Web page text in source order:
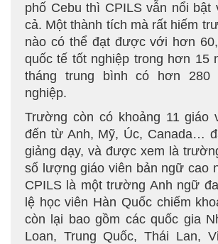
phố Cebu thì CPILS vẫn nổi bật
cả. Một thành tích mà rất hiếm
nào có thể đạt được với hơn
quốc tế tốt nghiệp trong hơn 15
tháng trung bình có hơn 280
nghiệp.
Trường còn có khoảng 11 giáo
đến từ Anh, Mỹ, Úc, Canada…
giảng dạy, và được xem là
số lượng giáo viên bản ngữ cao
CPILS là một trường Anh ngữ
lệ học viên Hàn Quốc chiếm
còn lại bao gồm các quốc gia
Loan, Trung Quốc, Thái Lan,